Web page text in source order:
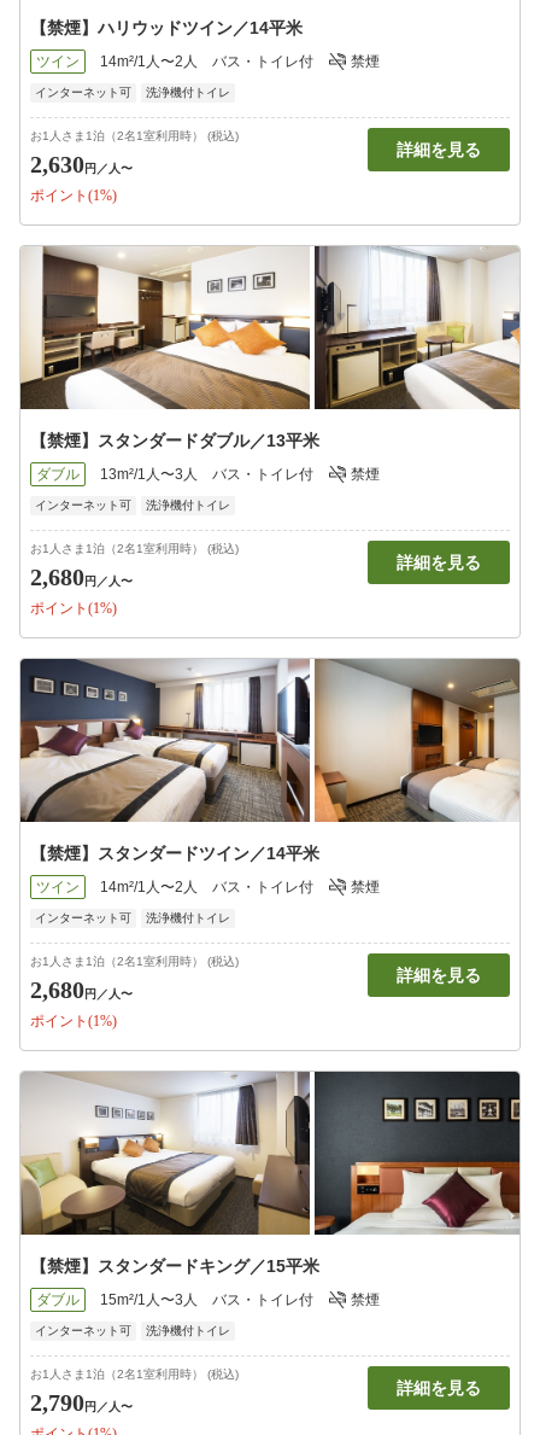
【禁煙】ハリウッドツイン／14平米
ツイン 14m²/1人〜2人 バス・トイレ付 禁煙
インターネット可 洗浄機付トイレ
お1人さま1泊（2名1室利用時） (税込)
2,630円 ／人〜
ポイント(1%)
詳細を見る
【禁煙】スタンダードダブル／13平米
ダブル 13m²/1人〜3人 バス・トイレ付 禁煙
インターネット可 洗浄機付トイレ
お1人さま1泊（2名1室利用時） (税込)
2,680円 ／人〜
ポイント(1%)
詳細を見る
【禁煙】スタンダードツイン／14平米
ツイン 14m²/1人〜2人 バス・トイレ付 禁煙
インターネット可 洗浄機付トイレ
お1人さま1泊（2名1室利用時） (税込)
2,680円 ／人〜
ポイント(1%)
詳細を見る
【禁煙】スタンダードキング／15平米
ダブル 15m²/1人〜3人 バス・トイレ付 禁煙
インターネット可 洗浄機付トイレ
お1人さま1泊（2名1室利用時） (税込)
2,790円 ／人〜
詳細を見る